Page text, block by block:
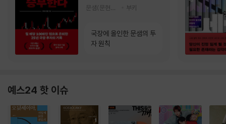
부키
국장에 올인한 문샘의 투
자 원칙
예스24 핫 이슈